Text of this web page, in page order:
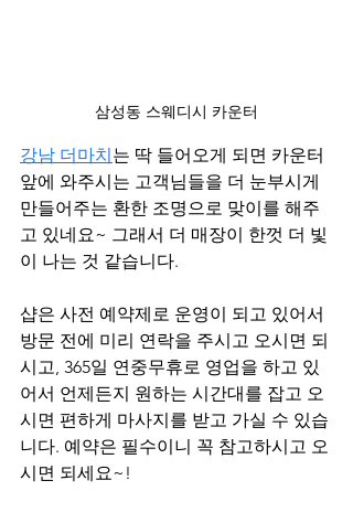
삼성동 스웨디시 카운터
강남 더마치 는 딱 들어오게 되면 카운터
앞에 와주시는 고객님들을 더 눈부시게
만들어주는 환한 조명으로 맞이를 해주
고 있네요~ 그래서 더 매장이 한껏 더 빛
이 나는 것 같습니다.
샵은 사전 예약제로 운영이 되고 있어서
방문 전에 미리 연락을 주시고 오시면 되
시고, 365일 연중무휴로 영업을 하고 있
어서 언제든지 원하는 시간대를 잡고 오
시면 편하게 마사지를 받고 가실 수 있습
니다. 예약은 필수이니 꼭 참고하시고 오
시면 되세요~!